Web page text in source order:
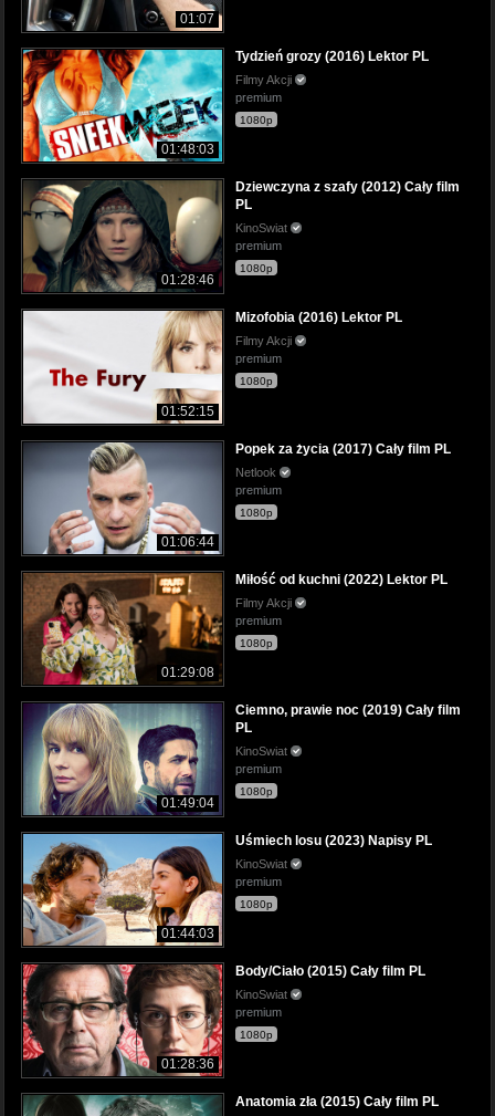
01:07
01:48:03
Tydzień grozy (2016) Lektor PL
Filmy Akcji
premium
1080p
01:28:46
Dziewczyna z szafy (2012) Cały film
PL
KinoSwiat
premium
1080p
01:52:15
Mizofobia (2016) Lektor PL
Filmy Akcji
premium
1080p
01:06:44
Popek za życia (2017) Cały film PL
Netlook
premium
1080p
01:29:08
Miłość od kuchni (2022) Lektor PL
Filmy Akcji
premium
1080p
01:49:04
Ciemno, prawie noc (2019) Cały film
PL
KinoSwiat
premium
1080p
01:44:03
Uśmiech losu (2023) Napisy PL
KinoSwiat
premium
1080p
01:28:36
Body/Ciało (2015) Cały film PL
KinoSwiat
premium
1080p
Anatomia zła (2015) Cały film PL